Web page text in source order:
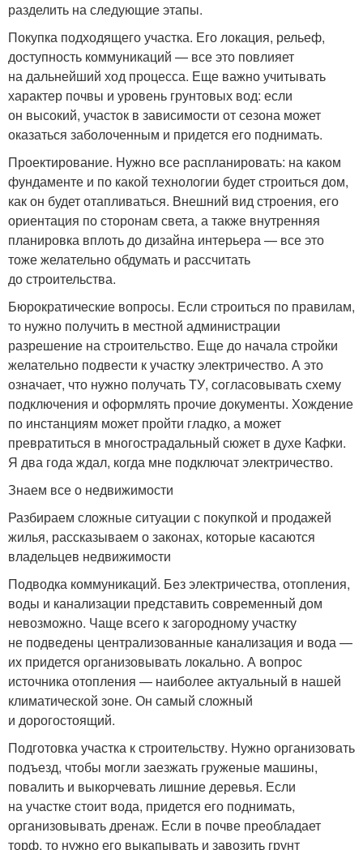
разделить на следующие этапы.
Покупка подходящего участка. Его локация, рельеф,
доступность коммуникаций — все это повлияет
на дальнейший ход процесса. Еще важно учитывать
характер почвы и уровень грунтовых вод: если
он высокий, участок в зависимости от сезона может
оказаться заболоченным и придется его поднимать.
Проектирование. Нужно все распланировать: на каком
фундаменте и по какой технологии будет строиться дом,
как он будет отапливаться. Внешний вид строения, его
ориентация по сторонам света, а также внутренняя
планировка вплоть до дизайна интерьера — все это
тоже желательно обдумать и рассчитать
до строительства.
Бюрократические вопросы. Если строиться по правилам,
то нужно получить в местной администрации
разрешение на строительство. Еще до начала стройки
желательно подвести к участку электричество. А это
означает, что нужно получать ТУ, согласовывать схему
подключения и оформлять прочие документы. Хождение
по инстанциям может пройти гладко, а может
превратиться в многострадальный сюжет в духе Кафки.
Я два года ждал, когда мне подключат электричество.
Знаем все о недвижимости
Разбираем сложные ситуации с покупкой и продажей
жилья, рассказываем о законах, которые касаются
владельцев недвижимости
Подводка коммуникаций. Без электричества, отопления,
воды и канализации представить современный дом
невозможно. Чаще всего к загородному участку
не подведены централизованные канализация и вода —
их придется организовывать локально. А вопрос
источника отопления — наиболее актуальный в нашей
климатической зоне. Он самый сложный
и дорогостоящий.
Подготовка участка к строительству. Нужно организовать
подъезд, чтобы могли заезжать груженые машины,
повалить и выкорчевать лишние деревья. Если
на участке стоит вода, придется его поднимать,
организовывать дренаж. Если в почве преобладает
торф, то нужно его выкапывать и завозить грунт